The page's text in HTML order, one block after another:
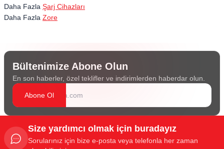
Daha Fazla Şarj Cihazları
Daha Fazla Zore
Bültenimize Abone Olun
En son haberler, özel teklifler ve indirimlerden haberdar olun.
Abone Ol
Size yardımcı olmak için buradayız
Sorularınız için bize e-posta veya telefonla her zaman